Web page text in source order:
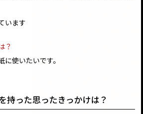
います
？
使いたいです。
持った思ったきっかけは？